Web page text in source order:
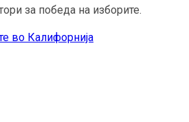
за победа на изборите.
во Калифорнија